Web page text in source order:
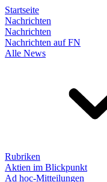
Startseite
Nachrichten
Nachrichten
Nachrichten auf FN
Alle News
Rubriken
Aktien im Blickpunkt
Ad hoc-Mitteilungen